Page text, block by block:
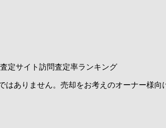
定サイト訪問査定率ランキング
はありません。売却をお考えのオーナー様向